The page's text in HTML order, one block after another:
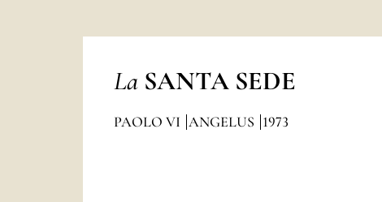
La SANTA SEDE
PAOLO VI ANGELUS 1973